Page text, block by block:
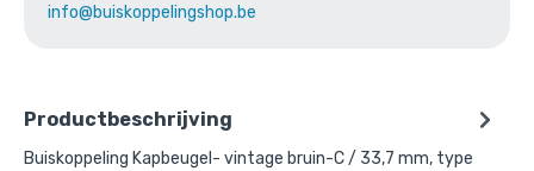
info@buiskoppelingshop.be
Productbeschrijving
Buiskoppeling Kapbeugel- vintage bruin-C / 33,7 mm, type
€2,50 excl. BTW
of verder winkelen